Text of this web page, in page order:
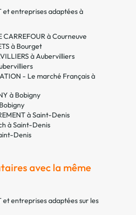
et entreprises adaptées à
CARREFOUR à Courneuve
à Bourget
à Aubervilliers
- Le marché Français à
à Bobigny
à Saint-Denis
à Saint-Denis
Denis
avec la même
et entreprises adaptées sur les